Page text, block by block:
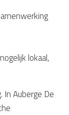
lokaal,
In Auberge De